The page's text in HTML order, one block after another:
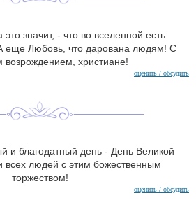
значит, - что во вселенной есть
еще Любовь, что дарована людям! С
возрождением, христиане!
оценить / обсудить
и благодатный день - День Великой
всех людей с этим божественным
торжеством!
оценить / обсудить